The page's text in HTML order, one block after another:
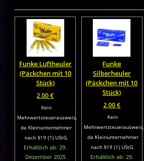
Funke Luftheuler
(Päckchen mit 10
Stück)
2,00€
Kein
Mehrwertsteuerausweis,
da Kleinunternehmer
nach §19 (1) UStG.
Erhältlich ab: 29.
Dezember 2025
Funke
Silberheuler
(Päckchen mit 10
Stück)
2,00€
Kein
Mehrwertsteuerausweis,
da Kleinunternehmer
nach §19 (1) UStG.
Erhältlich ab: 29.